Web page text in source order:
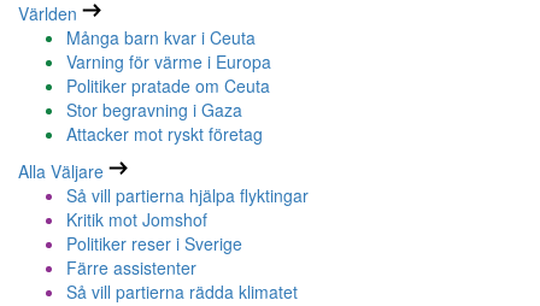
Världen
Många barn kvar i Ceuta
Varning för värme i Europa
Politiker pratade om Ceuta
Stor begravning i Gaza
Attacker mot ryskt företag
Alla Väljare
Så vill partierna hjälpa flyktingar
Kritik mot Jomshof
Politiker reser i Sverige
Färre assistenter
Så vill partierna rädda klimatet